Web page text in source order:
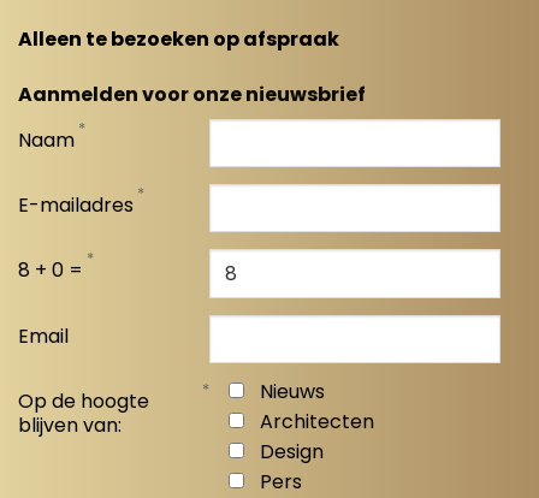
Alleen te bezoeken op afspraak
Aanmelden voor onze nieuwsbrief
Naam *
E-mailadres *
8 + 0 = *
Email
Op de hoogte
blijven van:
*
Nieuws
Architecten
Design
Pers